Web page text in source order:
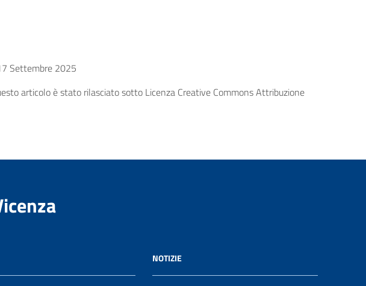
Settembre 2025
articolo è stato rilasciato sotto Licenza Creative Commons Attribuzione
NOTIZIE